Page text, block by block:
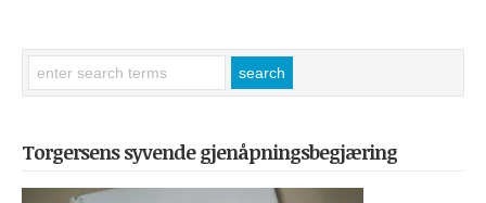
Torgersens syvende gjenåpningsbegjæring